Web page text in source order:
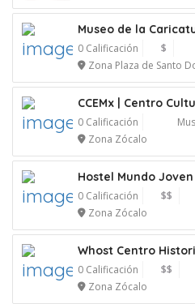
Museo de la
0 Calificación $
Zona Plaza de Santo
CCEMx | Centro Cultu
0 Calificación
Zona Zócalo
Hostel Mundo Joven
0 Calificación $$
Zona Zócalo
Whost Centro Histori
0 Calificación $$
Zona Zócalo